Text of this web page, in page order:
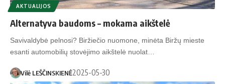
AKTUALIJOS
Alternatyva baudoms – mokama aikštelė
Savivaldybė pelnosi? Biržiečio nuomone, minėta Biržų mieste
esanti automobilių stovėjimo aikštelė nuolat…
Vilė LEŠČINSKIENĖ2025-05-30